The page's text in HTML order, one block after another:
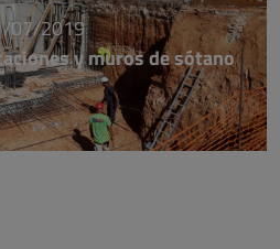
07/2019
y muros de sótano